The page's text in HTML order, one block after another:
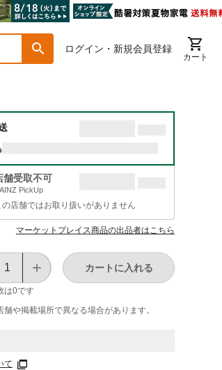
ログイン・新規会員登録
カート
舗受取不可
PickUp
の店舗ではお取り扱いがありません
マーケットプレイス商品の出品者はこちら
は0です
カートに入れる
や​掲載場所で​異なる​場合が​あります。
て